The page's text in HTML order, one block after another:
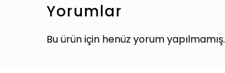
Yorumlar
Bu ürün için henüz yorum yapılmamış.